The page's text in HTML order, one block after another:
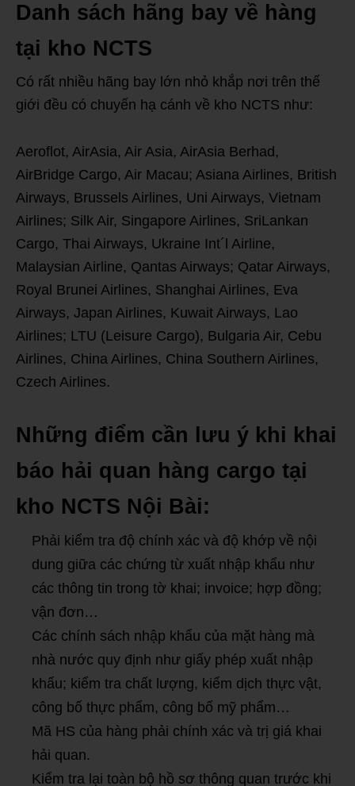
Danh sách hãng bay về hàng
tại kho NCTS
Có rất nhiều hãng bay lớn nhỏ khắp nơi trên thế
giới đều có chuyến hạ cánh về kho NCTS như:
Aeroflot, AirAsia, Air Asia, AirAsia Berhad,
AirBridge Cargo, Air Macau; Asiana Airlines, British
Airways, Brussels Airlines, Uni Airways, Vietnam
Airlines; Silk Air, Singapore Airlines, SriLankan
Cargo, Thai Airways, Ukraine Int´l Airline,
Malaysian Airline, Qantas Airways; Qatar Airways,
Royal Brunei Airlines, Shanghai Airlines, Eva
Airways, Japan Airlines, Kuwait Airways, Lao
Airlines; LTU (Leisure Cargo), Bulgaria Air, Cebu
Airlines, China Airlines, China Southern Airlines,
Czech Airlines.
Những điểm cần lưu ý khi khai
báo hải quan hàng cargo tại
kho NCTS Nội Bài:
Phải kiểm tra độ chính xác và độ khớp về nội
dung giữa các chứng từ xuất nhập khẩu như
các thông tin trong tờ khai; invoice; hợp đồng;
vận đơn…
Các chính sách nhập khẩu của mặt hàng mà
nhà nước quy định như giấy phép xuất nhập
khẩu; kiểm tra chất lượng, kiểm dịch thực vật,
công bố thực phẩm, công bố mỹ phẩm…
Mã HS của hàng phải chính xác và trị giá khai
hải quan.
Kiểm tra lại toàn bộ hồ sơ thông quan trước khi